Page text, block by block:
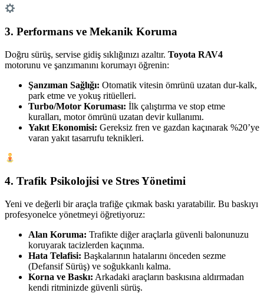
3. Performans ve Mekanik Koruma
Doğru sürüş, servise gidiş sıklığınızı azaltır. Toyota RAV4
motorunu ve şanzımanını korumayı öğrenin:
Şanzıman Sağlığı: Otomatik vitesin ömrünü uzatan dur-kalk,
park etme ve yokuş ritüelleri.
Turbo/Motor Koruması: İlk çalıştırma ve stop etme
kuralları, motor ömrünü uzatan devir kullanımı.
Yakıt Ekonomisi: Gereksiz fren ve gazdan kaçınarak %20’ye
varan yakıt tasarrufu teknikleri.
4. Trafik Psikolojisi ve Stres Yönetimi
Yeni ve değerli bir araçla trafiğe çıkmak baskı yaratabilir. Bu baskıyı
profesyonelce yönetmeyi öğretiyoruz:
Alan Koruma: Trafikte diğer araçlarla güvenli balonunuzu
koruyarak tacizlerden kaçınma.
Hata Telafisi: Başkalarının hatalarını önceden sezme
(Defansif Sürüş) ve soğukkanlı kalma.
Korna ve Baskı: Arkadaki araçların baskısına aldırmadan
kendi ritminizde güvenli sürüş.